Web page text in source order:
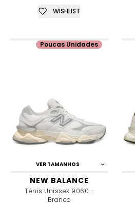
WISHLIST
VER TAMANHOS
NEW BALANCE
Tênis Unissex 9060 -
Branco
Poucas Unidades